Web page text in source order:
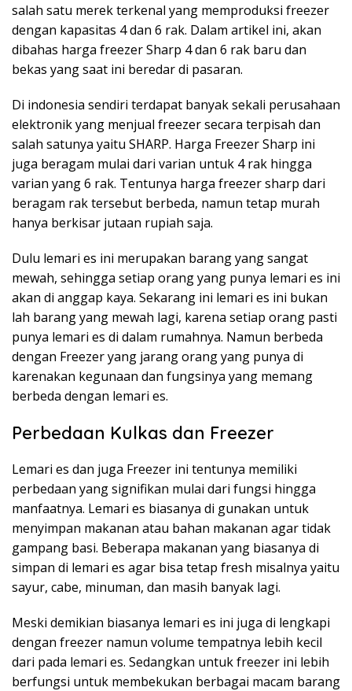
salah satu merek terkenal yang memproduksi freezer
dengan kapasitas 4 dan 6 rak. Dalam artikel ini, akan
dibahas harga freezer Sharp 4 dan 6 rak baru dan
bekas yang saat ini beredar di pasaran.
Di indonesia sendiri terdapat banyak sekali perusahaan
elektronik yang menjual freezer secara terpisah dan
salah satunya yaitu SHARP. Harga Freezer Sharp ini
juga beragam mulai dari varian untuk 4 rak hingga
varian yang 6 rak. Tentunya harga freezer sharp dari
beragam rak tersebut berbeda, namun tetap murah
hanya berkisar jutaan rupiah saja.
Dulu lemari es ini merupakan barang yang sangat
mewah, sehingga setiap orang yang punya lemari es ini
akan di anggap kaya. Sekarang ini lemari es ini bukan
lah barang yang mewah lagi, karena setiap orang pasti
punya lemari es di dalam rumahnya. Namun berbeda
dengan Freezer yang jarang orang yang punya di
karenakan kegunaan dan fungsinya yang memang
berbeda dengan lemari es.
Perbedaan Kulkas dan Freezer
Lemari es dan juga Freezer ini tentunya memiliki
perbedaan yang signifikan mulai dari fungsi hingga
manfaatnya. Lemari es biasanya di gunakan untuk
menyimpan makanan atau bahan makanan agar tidak
gampang basi. Beberapa makanan yang biasanya di
simpan di lemari es agar bisa tetap fresh misalnya yaitu
sayur, cabe, minuman, dan masih banyak lagi.
Meski demikian biasanya lemari es ini juga di lengkapi
dengan freezer namun volume tempatnya lebih kecil
dari pada lemari es. Sedangkan untuk freezer ini lebih
berfungsi untuk membekukan berbagai macam barang